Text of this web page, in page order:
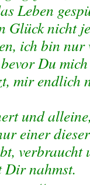
Leben
Glück nicht
ich bin
Du
mir endlich
und
einer
verbraucht
Dir nahmst.